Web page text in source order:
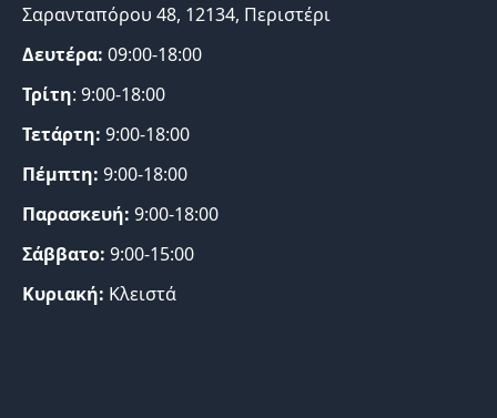
Σαρανταπόρου 48, 12134, Περιστέρι
Δευτέρα: 09:00-18:00
Τρίτη: 9:00-18:00
Τετάρτη: 9:00-18:00
Πέμπτη: 9:00-18:00
Παρασκευή: 9:00-18:00
Σάββατο: 9:00-15:00
Κυριακή: Κλειστά